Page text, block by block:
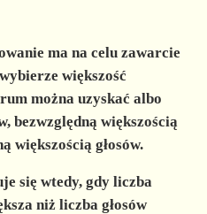
ma na celu zawarcie
większość
można uzyskać albo
bezwzględną większością
większością głosów.
się wtedy, gdy liczba
niż liczba głosów